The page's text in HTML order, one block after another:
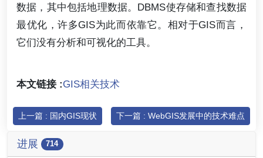
数据，其中包括地理数据。DBMS使存储和查找数据
最优化，许多GIS为此而依靠它。相对于GIS而言，
它们没有分析和可视化的工具。
本文链接 :GIS相关技术
上一篇 : 国内GIS现状 下一篇 : WebGIS发展中的技术难点
进展 714